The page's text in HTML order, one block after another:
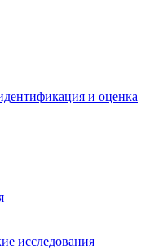
и оценка
исследования